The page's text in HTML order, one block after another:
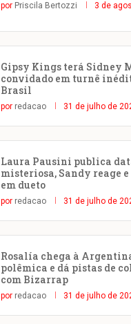
por Priscila Bertozzi 3 de
Gipsy Kings terá Sidney
convidado em turnê
Brasil
por redacao 31 de julho de
Laura Pausini publica
misteriosa, Sandy reage
em dueto
por redacao 31 de julho de
Rosalía chega à
polêmica e dá pistas de
com Bizarrap
por redacao 31 de julho de